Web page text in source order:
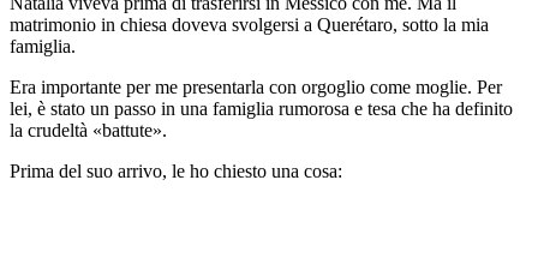
matrimonio in chiesa doveva svolgersi a Querétaro, sotto la mia
famiglia.
Era importante per me presentarla con orgoglio come moglie. Per
lei, è stato un passo in una famiglia rumorosa e tesa che ha definito
la crudeltà «battute».
Prima del suo arrivo, le ho chiesto una cosa: